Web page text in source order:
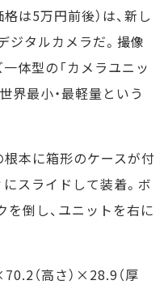
格は5万円前後）は、新し
ジタルカメラだ。撮像
体型の「カメラユニッ
界最小・最軽量という
本に箱形のケースが付
スライドして装着。ボ
倒し、ユニットを右に
（高さ）×28.9（厚